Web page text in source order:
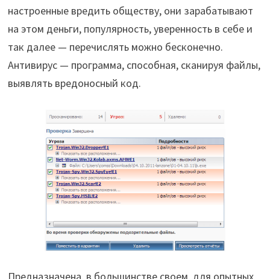
настроенные вредить обществу, они зарабатывают
на этом деньги, популярность, уверенность в себе и
так далее — перечислять можно бесконечно.
Антивирус — программа, способная, сканируя файлы,
выявлять вредоносный код.